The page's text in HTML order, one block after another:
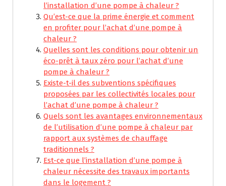
l’installation d’une pompe à chaleur ?
Qu’est-ce que la prime énergie et comment
en profiter pour l’achat d’une pompe à
chaleur ?
Quelles sont les conditions pour obtenir un
éco-prêt à taux zéro pour l’achat d’une
pompe à chaleur ?
Existe-t-il des subventions spécifiques
proposées par les collectivités locales pour
l’achat d’une pompe à chaleur ?
Quels sont les avantages environnementaux
de l’utilisation d’une pompe à chaleur par
rapport aux systèmes de chauffage
traditionnels ?
Est-ce que l’installation d’une pompe à
chaleur nécessite des travaux importants
dans le logement ?